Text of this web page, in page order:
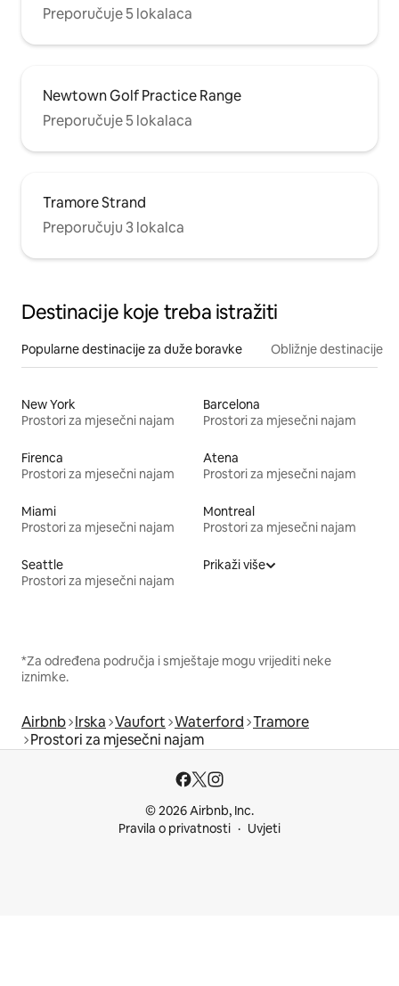
Preporučuje 5 lokalaca
Newtown Golf Practice Range
Preporučuje 5 lokalaca
Tramore Strand
Preporučuju 3 lokalca
Destinacije koje treba istražiti
Popularne destinacije za duže boravke Obližnje destinacije
New York
Prostori za mjesečni najam
Barcelona
Prostori za mjesečni najam
Firenca
Prostori za mjesečni najam
Atena
Prostori za mjesečni najam
Miami
Prostori za mjesečni najam
Montreal
Prostori za mjesečni najam
Seattle
Prostori za mjesečni najam
Prikaži više
*Za određena područja i smještaje mogu vrijediti neke
iznimke.
Airbnb Irska Vaufort Waterford Tramore
Prostori za mjesečni najam
© 2026 Airbnb, Inc.
Pravila o privatnosti
Uvjeti